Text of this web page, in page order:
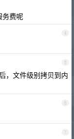
务费呢
4
5
，文件级别拷贝到内
6
7